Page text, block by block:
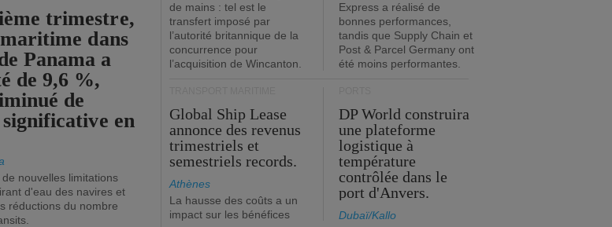
trimestre,
dans
Panama a
de 9,6 %,
de
en
nouvelles limitations
d'eau des navires et
réductions du nombre
de mains : tel est le
transfert imposé par
l’autorité britannique de la
concurrence pour
l’acquisition de Wincanton.
Express a réalisé de
bonnes performances,
tandis que Supply Chain et
Post & Parcel Germany ont
été moins performantes.
Global Ship Lease
annonce des revenus
trimestriels et
semestriels records.
Athènes
La hausse des coûts a un
impact sur les bénéfices
DP World construira
une plateforme
logistique à
température
contrôlée dans le
port d'Anvers.
Dubaï/Kallo